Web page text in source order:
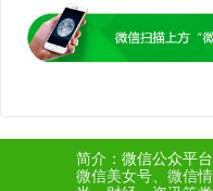
简介： 微信公众平台
微信美女号、微信